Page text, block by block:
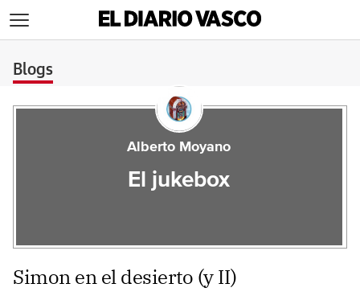
Blogs
Alberto Moyano
El jukebox
Simon en el desierto (y II)